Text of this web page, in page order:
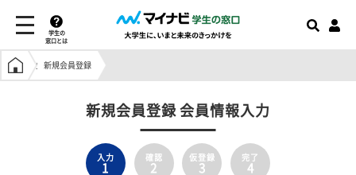
学生の
窓口とは
学生の窓口トップ
新規会員登録
新規会員登録 会員情報入力
入力
1
確認
2
仮登録
3
完了
4